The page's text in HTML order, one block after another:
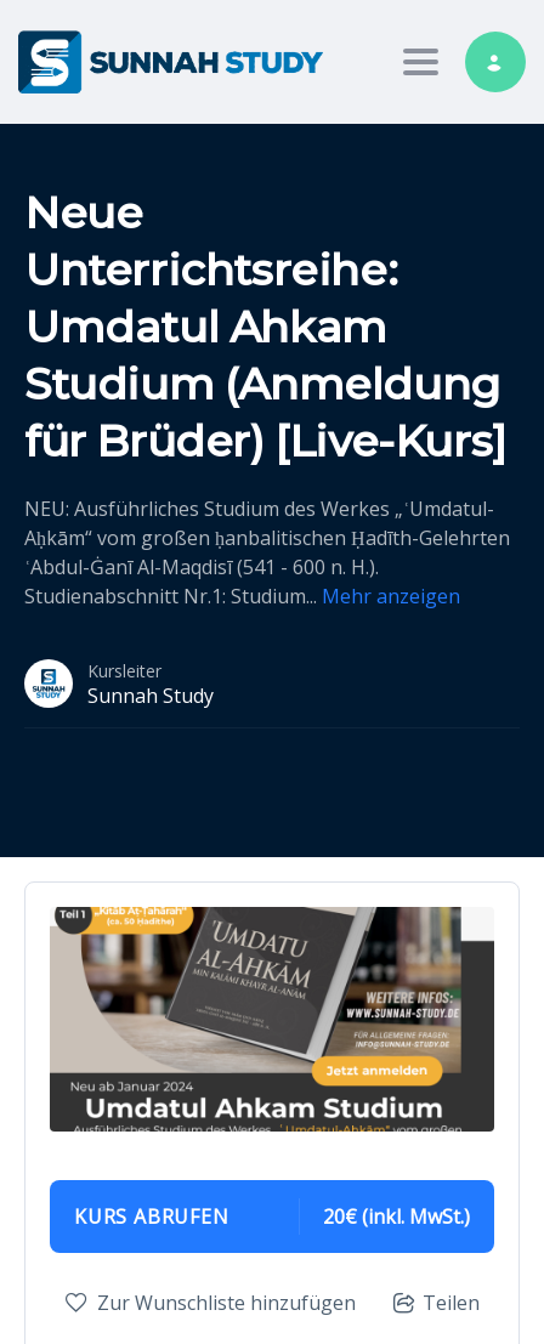
Toggle
Neue
Unterrichtsreihe:
Umdatul Ahkam
Studium (Anmeldung
für Brüder) [Live-Kurs]
NEU: Ausführliches Studium des Werkes „ʿUmdatul-
Aḥkām“ vom großen ḥanbalitischen Ḥadīth-Gelehrten
ʿAbdul-Ġanī Al-Maqdisī (541 - 600 n. H.).
Studienabschnitt Nr.1: Studium... Mehr anzeigen
Kursleiter
Sunnah Study
KURS ABRUFEN 20€ (inkl. MwSt.)
Zur Wunschliste hinzufügen Teilen